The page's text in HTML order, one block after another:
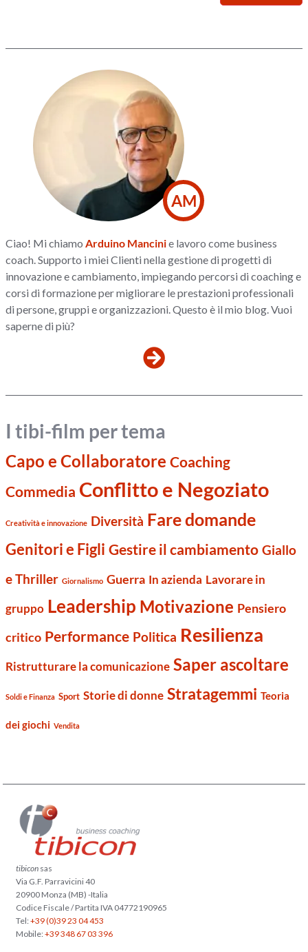
AM
Ciao! Mi chiamo Arduino Mancinie lavoro come business
coach. Supporto i miei Clienti nella gestione di progetti di
innovazione e cambiamento, impiegando percorsi di coaching e
corsi di formazione per migliorare le prestazioni professionali
di persone, gruppi e organizzazioni. Questo è il mio blog. Vuoi
saperne di più?
I tibi-film per tema
Capo e Collaboratore Coaching
Commedia Conflitto e Negoziato
Creatività e innovazione Diversità Fare domande
Genitori e Figli Gestire il cambiamento Giallo
e Thriller Giornalismo Guerra In azienda Lavorare in
gruppo Leadership Motivazione Pensiero
critico Performance Politica Resilienza
Ristrutturare la comunicazione Saper ascoltare
Soldi e Finanza Sport Storie di donne Stratagemmi Teoria
dei giochi Vendita
tibicon sas
Via G.F. Parravicini 40
20900 Monza (MB) -Italia
Codice Fiscale / Partita IVA 04772190965
Tel:+39 (0)39 23 04 453
Mobile:+39 348 67 03 396